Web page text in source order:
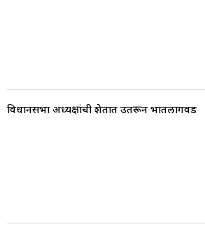
विधानसभा अध्यक्षांची शेतात उतरून भातलागवड